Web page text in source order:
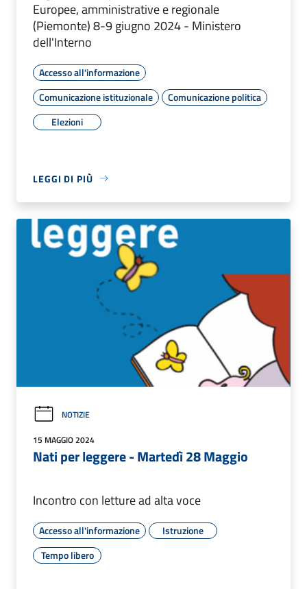
Europee, amministrative e regionale
(Piemonte) 8-9 giugno 2024 - Ministero
dell'Interno
Accesso all'informazione
Comunicazione istituzionale
Comunicazione politica
Elezioni
LEGGI DI PIÙ
NOTIZIE
15 MAGGIO 2024
Nati per leggere - Martedì 28 Maggio
Incontro con letture ad alta voce
Accesso all'informazione
Istruzione
Tempo libero